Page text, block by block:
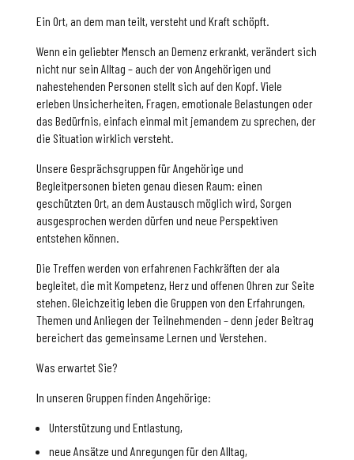
Ein Ort, an dem man teilt, versteht und Kraft schöpft.
Wenn ein geliebter Mensch an Demenz erkrankt, verändert sich
nicht nur sein Alltag – auch der von Angehörigen und
nahestehenden Personen stellt sich auf den Kopf. Viele
erleben Unsicherheiten, Fragen, emotionale Belastungen oder
das Bedürfnis, einfach einmal mit jemandem zu sprechen, der
die Situation wirklich versteht.
Unsere Gesprächsgruppen für Angehörige und
Begleitpersonen bieten genau diesen Raum: einen
geschützten Ort, an dem Austausch möglich wird, Sorgen
ausgesprochen werden dürfen und neue Perspektiven
entstehen können.
Die Treffen werden von erfahrenen Fachkräften der ala
begleitet, die mit Kompetenz, Herz und offenen Ohren zur Seite
stehen. Gleichzeitig leben die Gruppen von den Erfahrungen,
Themen und Anliegen der Teilnehmenden – denn jeder Beitrag
bereichert das gemeinsame Lernen und Verstehen.
Was erwartet Sie?
In unseren Gruppen finden Angehörige:
Unterstützung und Entlastung,
neue Ansätze und Anregungen für den Alltag,